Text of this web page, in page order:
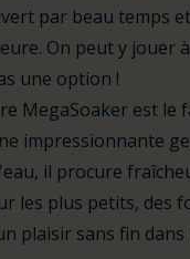
par beau temps
On peut y jouer
une option !
MegaSoaker est le
impressionnante
il procure
les plus petits, des
plaisir sans fin dans